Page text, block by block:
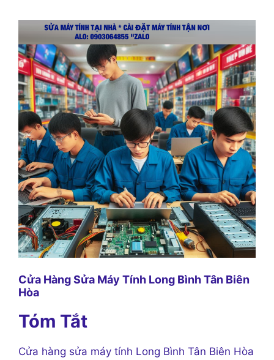
Cửa Hàng Sửa Máy Tính Long Bình Tân Biên
Hòa
Tóm Tắt
Cửa hàng sửa máy tính Long Bình Tân Biên Hòa